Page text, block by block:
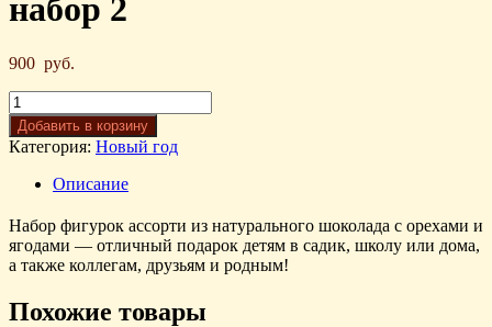
набор 2
900 руб.
Добавить в корзину
Категория: Новый год
Описание
Набор фигурок ассорти из натурального шоколада с орехами и
ягодами — отличный подарок детям в садик, школу или дома,
а также коллегам, друзьям и родным!
Похожие товары